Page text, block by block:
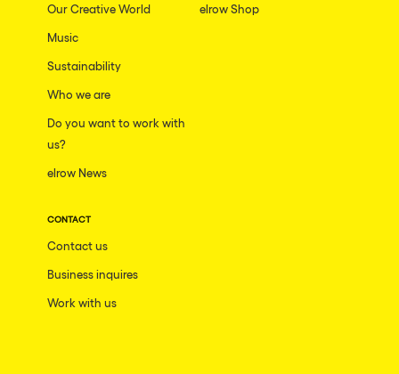
Our Creative World
Music
Sustainability
Who we are
Do you want to work with
us?
elrow News
elrow Shop
CONTACT
Contact us
Business inquires
Work with us